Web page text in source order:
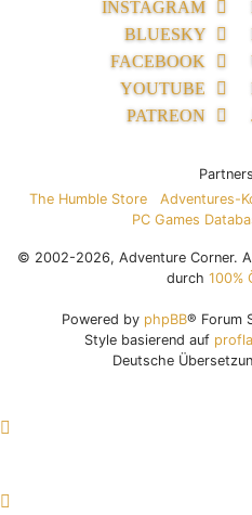
INSTAGRAM
BLUESKY
FACEBOOK
YOUTUBE
PATREON
The Humble Store
Adventures-
PC Games
© 2002-2026, Adventure Corner.
durch 100%
Powered by phpBB® Forum
Style basierend auf
Deutsche